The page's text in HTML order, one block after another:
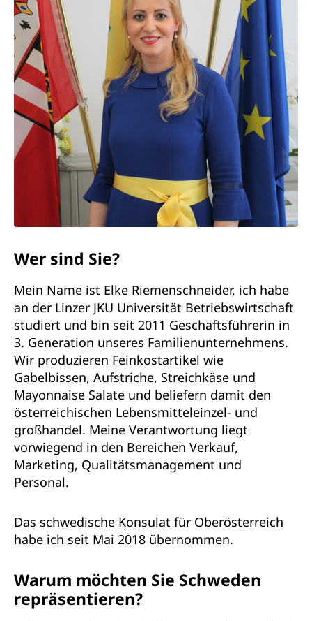
Wer sind Sie?
Mein Name ist Elke Riemenschneider, ich habe
an der Linzer JKU Universität Betriebswirtschaft
studiert und bin seit 2011 Geschäftsführerin in
3. Generation unseres Familienunternehmens.
Wir produzieren Feinkostartikel wie
Gabelbissen, Aufstriche, Streichkäse und
Mayonnaise Salate und beliefern damit den
österreichischen Lebensmitteleinzel- und
großhandel. Meine Verantwortung liegt
vorwiegend in den Bereichen Verkauf,
Marketing, Qualitätsmanagement und
Personal.
Das schwedische Konsulat für Oberösterreich
habe ich seit Mai 2018 übernommen.
Warum möchten Sie Schweden
repräsentieren?